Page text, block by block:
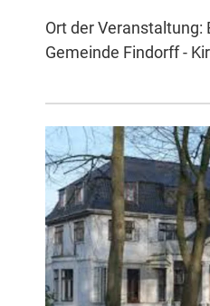
Ort der Veranstaltung:
Gemeinde Findorff -